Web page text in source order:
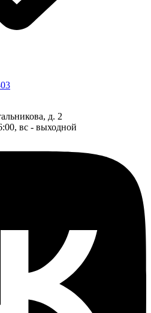
д. 2
вс - выходной